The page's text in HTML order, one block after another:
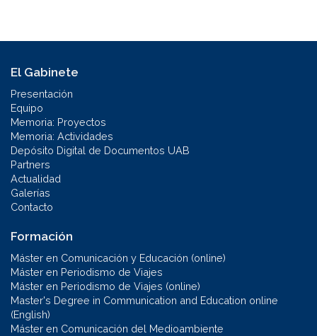
El Gabinete
Presentación
Equipo
Memoria: Proyectos
Memoria: Actividades
Depósito Digital de Documentos UAB
Partners
Actualidad
Galerías
Contacto
Formación
Máster en Comunicación y Educación (online)
Máster en Periodismo de Viajes
Máster en Periodismo de Viajes (online)
Master's Degree in Communication and Education online
(English)
Máster en Comunicación del Medioambiente